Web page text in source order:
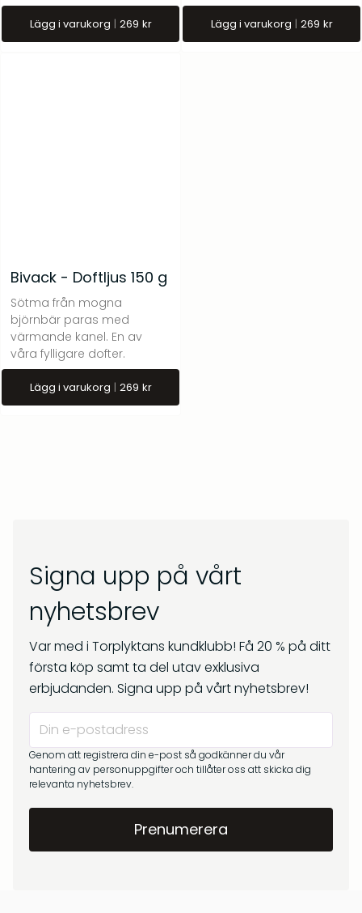
Lägg i varukorg 269 kr Lägg i varukorg 269 kr
Bivack - Doftljus 150 g
Sötma från mogna
björnbär paras med
värmande kanel. En av
våra fylligare dofter.
Lägg i varukorg 269 kr
Signa upp på vårt
nyhetsbrev
Var med i Torplyktans kundklubb! Få 20 % på ditt
första köp samt ta del utav exklusiva
erbjudanden. Signa upp på vårt nyhetsbrev!
Genom att registrera din e-post så godkänner du vår
hantering av personuppgifter och tillåter oss att skicka dig
relevanta nyhetsbrev.